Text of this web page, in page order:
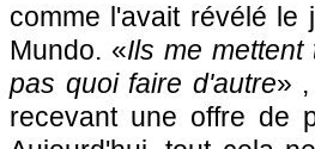
comme l'avait révélé le
Mundo. «Ils me
pas quoi faire d'autre»
recevant une offre de